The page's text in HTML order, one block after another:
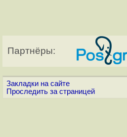
Партнёры:
Закладки на сайте
Проследить за страницей